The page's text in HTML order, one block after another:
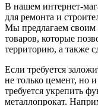
В нашем интернет-
для ремонта и
Мы предлагаем своим
товаров, которые
территорию, а также
Если требуется
не только цемент, но
требуется укрепить
металлопрокат.